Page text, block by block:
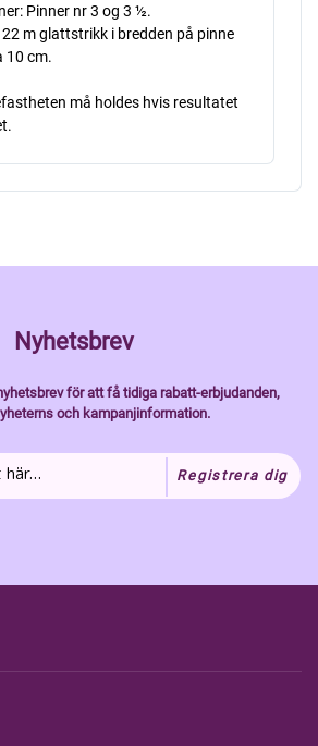
Pinner nr 3 og 3 ½.
m glattstrikk i bredden på pinne
10 cm.
må holdes hvis resultatet
Nyhetsbrev
för att få tidiga rabatt-erbjudanden,
och kampanjinformation.
Registrera dig